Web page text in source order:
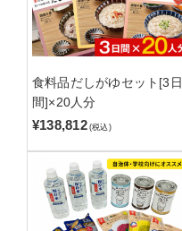
食料品だしがゆセット[3日
間]×20人分
¥138,812 (税込)